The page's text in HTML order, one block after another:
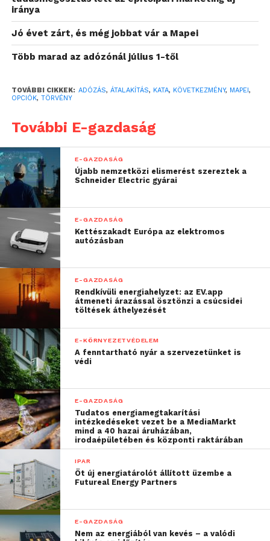
a vállalási árak. Kisebb arányban számítanak
szakemberhiányra, valamint tartanak attól, hogy
nem lesz elég munka. A szakemberek töredéke vár
pozitív hatásokat, mint a piac tisztulását, hogy
„Tömeges problémáról
van szó, sokakat érint a
változás, ami átrendezi a
piacot. Nagy a
tanácstalanság és
kapkodás a
szakemberközösségben.
így a legfontosabb most,
a legjobb megoldások
megtalálása. Igyekszünk
információnyújtással és
tájékoztatással minden
segítséget megadni a
szakembereknek”
– mondta Markovich Béla.
Összességében a szakemberek 80 százaléka ítéli
cégeknek nem lehet számlázni, mert úgy érzik nem
hagytak időt a felkészülésre, valamint mert
jelentősen nő az adó- és adminisztrációs teher.
A megkérdezett építőipari szakemberek mindössze
iránya
Jó évet zárt, és még jobbat vár a Mapei
Több marad az adózónál július 1-től
TOVÁBBI CIKKEK: ADÓZÁS, ÁTALAKÍTÁS, KATA, KÖVETKEZMÉNY, MAPEI,
OPCIÓK, TÖRVÉNY
További E-gazdaság
E-GAZDASÁG
Újabb nemzetközi elismerést szereztek a
Schneider Electric gyárai
E-GAZDASÁG
Kettészakadt Európa az elektromos
autózásban
E-GAZDASÁG
Rendkívüli energiahelyzet: az EV.app
átmeneti árazással ösztönzi a csúcsidei
töltések áthelyezését
E-KÖRNYEZETVÉDELEM
A fenntartható nyár a szervezetünket is
védi
E-GAZDASÁG
Tudatos energiamegtakarítási
intézkedéseket vezet be a MediaMarkt
mind a 40 hazai áruházában,
irodaépületében és központi raktárában
IPAR
Öt új energiatárolót állított üzembe a
Futureal Energy Partners
E-GAZDASÁG
Nem az energiából van kevés – a valódi